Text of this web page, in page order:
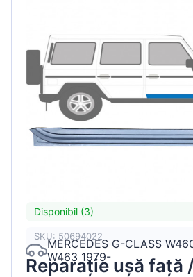
Disponibil (3)
SKU: 50694022
MERCEDES G-CLASS
W463 1979-
Reparație ușă față